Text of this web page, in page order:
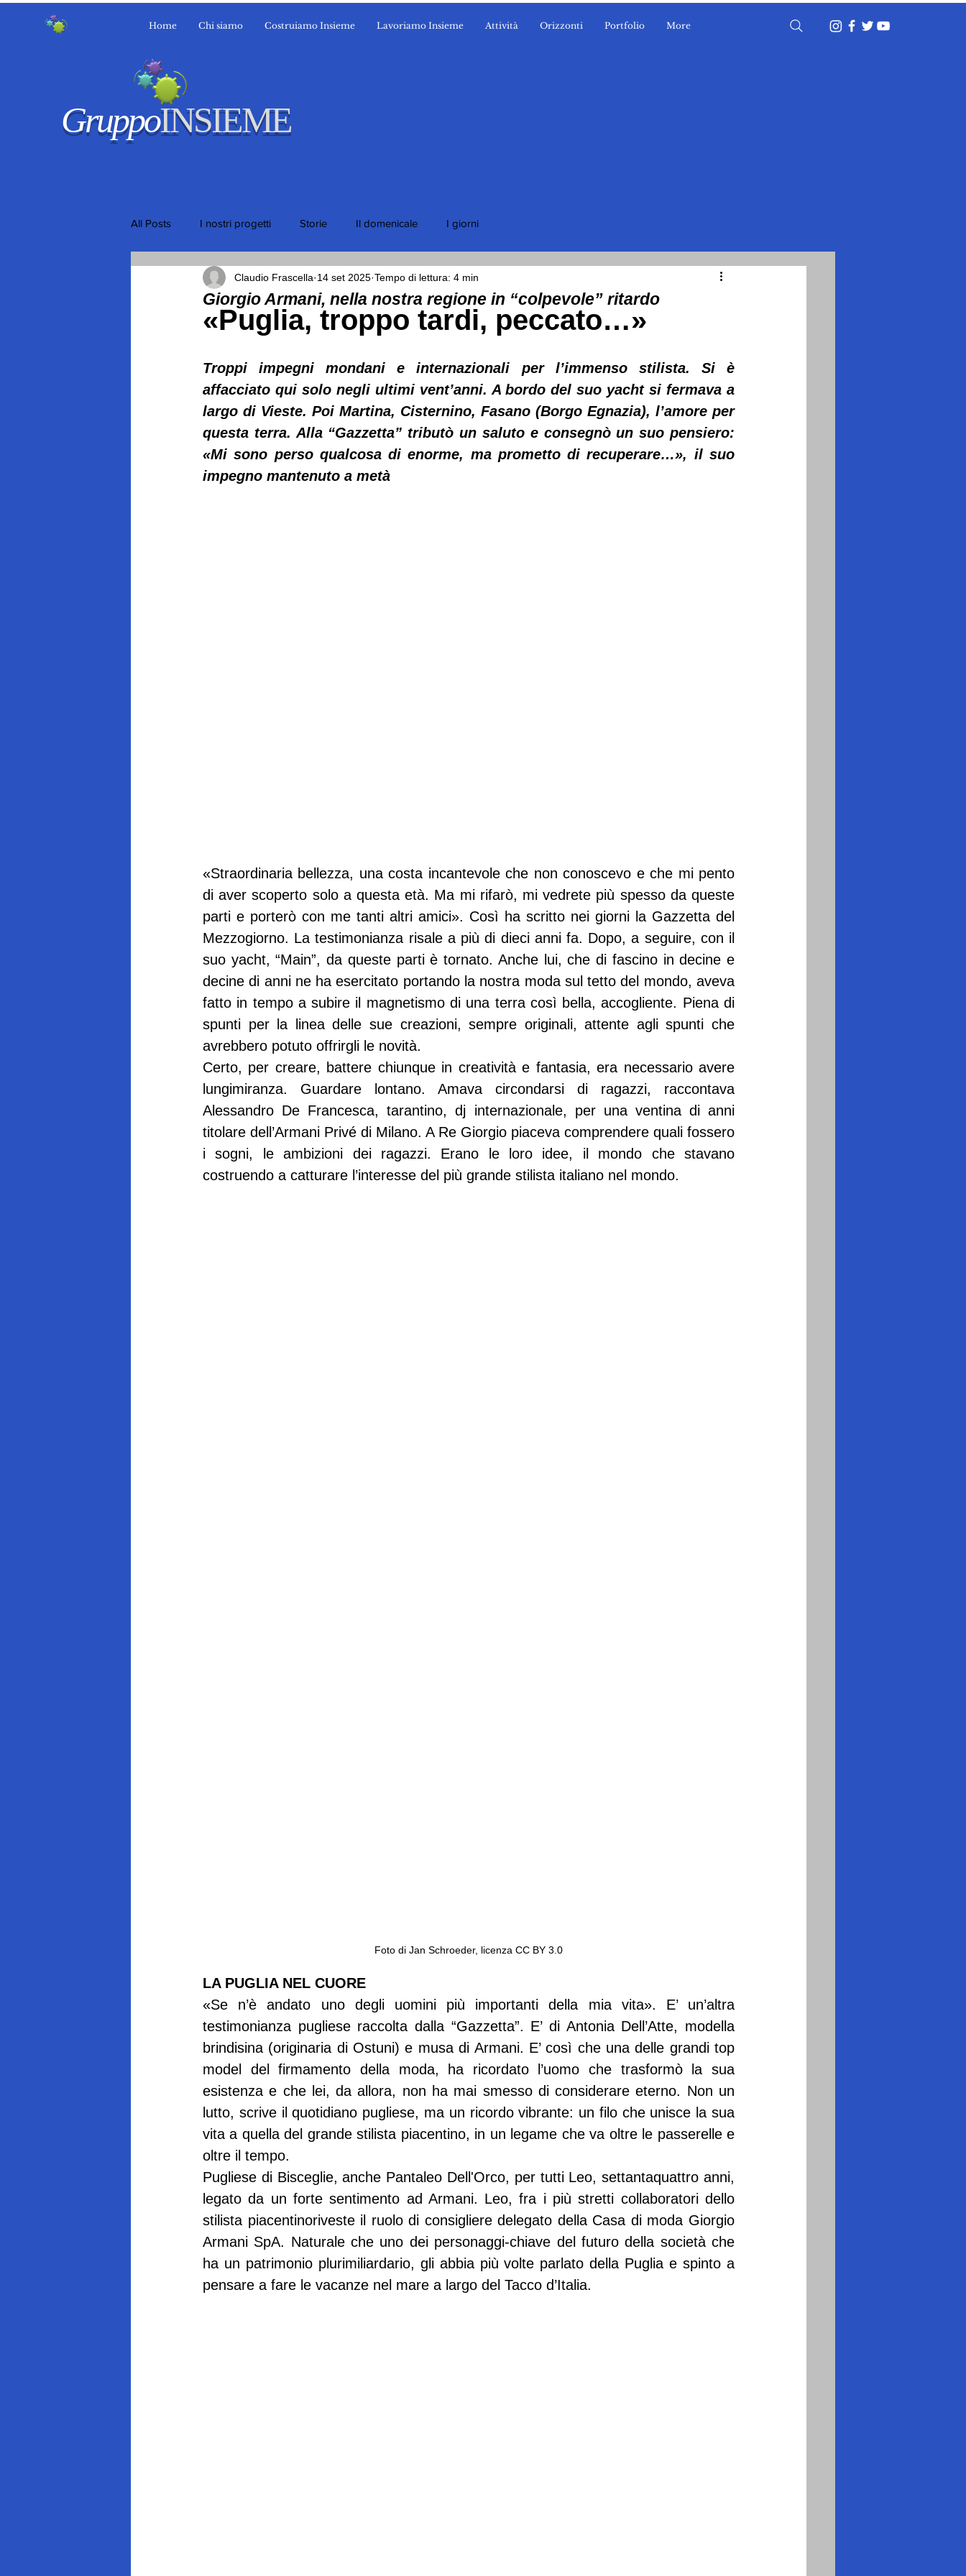
GruppoINSIEME
Home Chi siamo Costruiamo Insieme Lavoriamo Insieme Attività Orizzonti Portfolio More
All Posts I nostri progetti Storie Il domenicale I giorni
Giorgio Armani, nella nostra regione in “colpevole” ritardo
Claudio Frascella 14 set 2025 Tempo di lettura: 4 min
«Puglia, troppo tardi, peccato…»
Troppi impegni mondani e internazionali per l’immenso stilista. Si è
affacciato qui solo negli ultimi vent’anni. A bordo del suo yacht si fermava a
largo di Vieste. Poi Martina, Cisternino, Fasano (Borgo Egnazia), l’amore per
questa terra. Alla “Gazzetta” tributò un saluto e consegnò un suo pensiero:
«Mi sono perso qualcosa di enorme, ma prometto di recuperare…», il suo
impegno mantenuto a metà
«Straordinaria bellezza, una costa incantevole che non conoscevo e che mi pento
di aver scoperto solo a questa età. Ma mi rifarò, mi vedrete più spesso da queste
parti e porterò con me tanti altri amici». Così ha scritto nei giorni la Gazzetta del
Mezzogiorno. La testimonianza risale a più di dieci anni fa. Dopo, a seguire, con il
suo yacht, “Main”, da queste parti è tornato. Anche lui, che di fascino in decine e
decine di anni ne ha esercitato portando la nostra moda sul tetto del mondo, aveva
fatto in tempo a subire il magnetismo di una terra così bella, accogliente. Piena di
spunti per la linea delle sue creazioni, sempre originali, attente agli spunti che
avrebbero potuto offrirgli le novità.
Certo, per creare, battere chiunque in creatività e fantasia, era necessario avere
lungimiranza. Guardare lontano. Amava circondarsi di ragazzi, raccontava
Alessandro De Francesca, tarantino, dj internazionale, per una ventina di anni
titolare dell’Armani Privé di Milano. A Re Giorgio piaceva comprendere quali fossero
i sogni, le ambizioni dei ragazzi. Erano le loro idee, il mondo che stavano
costruendo a catturare l’interesse del più grande stilista italiano nel mondo.
Foto di Jan Schroeder, licenza CC BY 3.0
LA PUGLIA NEL CUORE
«Se n’è andato uno degli uomini più importanti della mia vita». E’ un’altra
testimonianza pugliese raccolta dalla “Gazzetta”. E’ di Antonia Dell’Atte, modella
brindisina (originaria di Ostuni) e musa di Armani. E’ così che una delle grandi top
model del firmamento della moda, ha ricordato l’uomo che trasformò la sua
esistenza e che lei, da allora, non ha mai smesso di considerare eterno. Non un
lutto, scrive il quotidiano pugliese, ma un ricordo vibrante: un filo che unisce la sua
vita a quella del grande stilista piacentino, in un legame che va oltre le passerelle e
oltre il tempo.
Pugliese di Bisceglie, anche Pantaleo Dell'Orco, per tutti Leo, settantaquattro anni,
legato da un forte sentimento ad Armani. Leo, fra i più stretti collaboratori dello
stilista piacentinoriveste il ruolo di consigliere delegato della Casa di moda Giorgio
Armani SpA. Naturale che uno dei personaggi-chiave del futuro della società che
ha un patrimonio plurimiliardario, gli abbia più volte parlato della Puglia e spinto a
pensare a fare le vacanze nel mare a largo del Tacco d’Italia.